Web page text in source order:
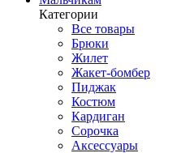
Категории
Все товары
Брюки
Жилет
Жакет-бомбер
Пиджак
Костюм
Кардиган
Сорочка
Аксессуары